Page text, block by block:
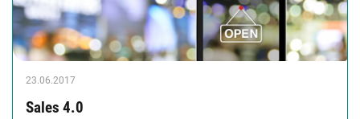
23.06.2017
Sales 4.0